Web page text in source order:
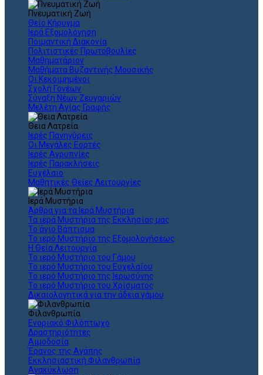
Πνευματική Ζωή
Θείο Κήρυγμα
Ιερά Εξομολόγηση
Ποιμαντική Διακονία
Πολιτιστικές Πρωτοβουλίες
Μαθηματάριον
Μαθήματα Βυζαντινής Μουσικής
Οι Κεκοιμημένοι
Σχολή Γονέων
Σύναξη Νέων Ζευγαριών
Μελέτη Αγίας Γραφής
Θεια Λατρεία
Ιερές Πανηγύρεις
Οι Μεγάλες Εορτές
Ιερές Αγρυπνίες
Ιερές Παρακλήσεις
Ευχέλαιο
Μαθητικές Θείες Λειτουργίες
Ιερά Μυστήρια
Άρθρα για τα Ιερά Μυστήρια
Τα ιερά Μυστήρια της Εκκλησίας μας
Το άγιο Βάπτισμα
Το ιερό Μυστήριο της Εξομολογήσεως
Η Θεία Λειτουργία
Το ιερό Μυστήριο του Γάμου
Το ιερό Μυστήριο του Ευχελαίου
Το ιερό Μυστήριο της Ιερωσύνης
Το ιερό Μυστήριο του Χρίσματος
Δικαιολογητικά για την άδεια γάμου
Φιλανθρωπία
Ενοριακό Φιλόπτωχο
Δραστηριότητες
Αιμοδοσία
Έρανος της Αγάπης
Εκκλησιαστική Φιλανθρωπία
Ανακύκλωση